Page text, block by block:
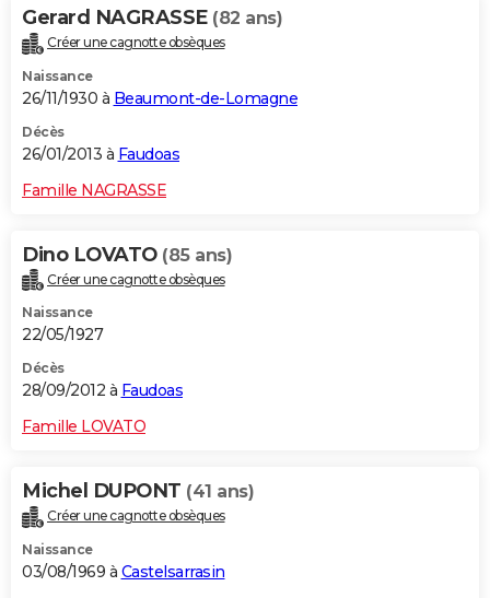
Gerard NAGRASSE (82 ans)
Créer une cagnotte obsèques
Naissance
26/11/1930 à Beaumont-de-Lomagne
Décès
26/01/2013 à Faudoas
Famille NAGRASSE
Dino LOVATO (85 ans)
Créer une cagnotte obsèques
Naissance
22/05/1927
Décès
28/09/2012 à Faudoas
Famille LOVATO
Michel DUPONT (41 ans)
Créer une cagnotte obsèques
Naissance
03/08/1969 à Castelsarrasin